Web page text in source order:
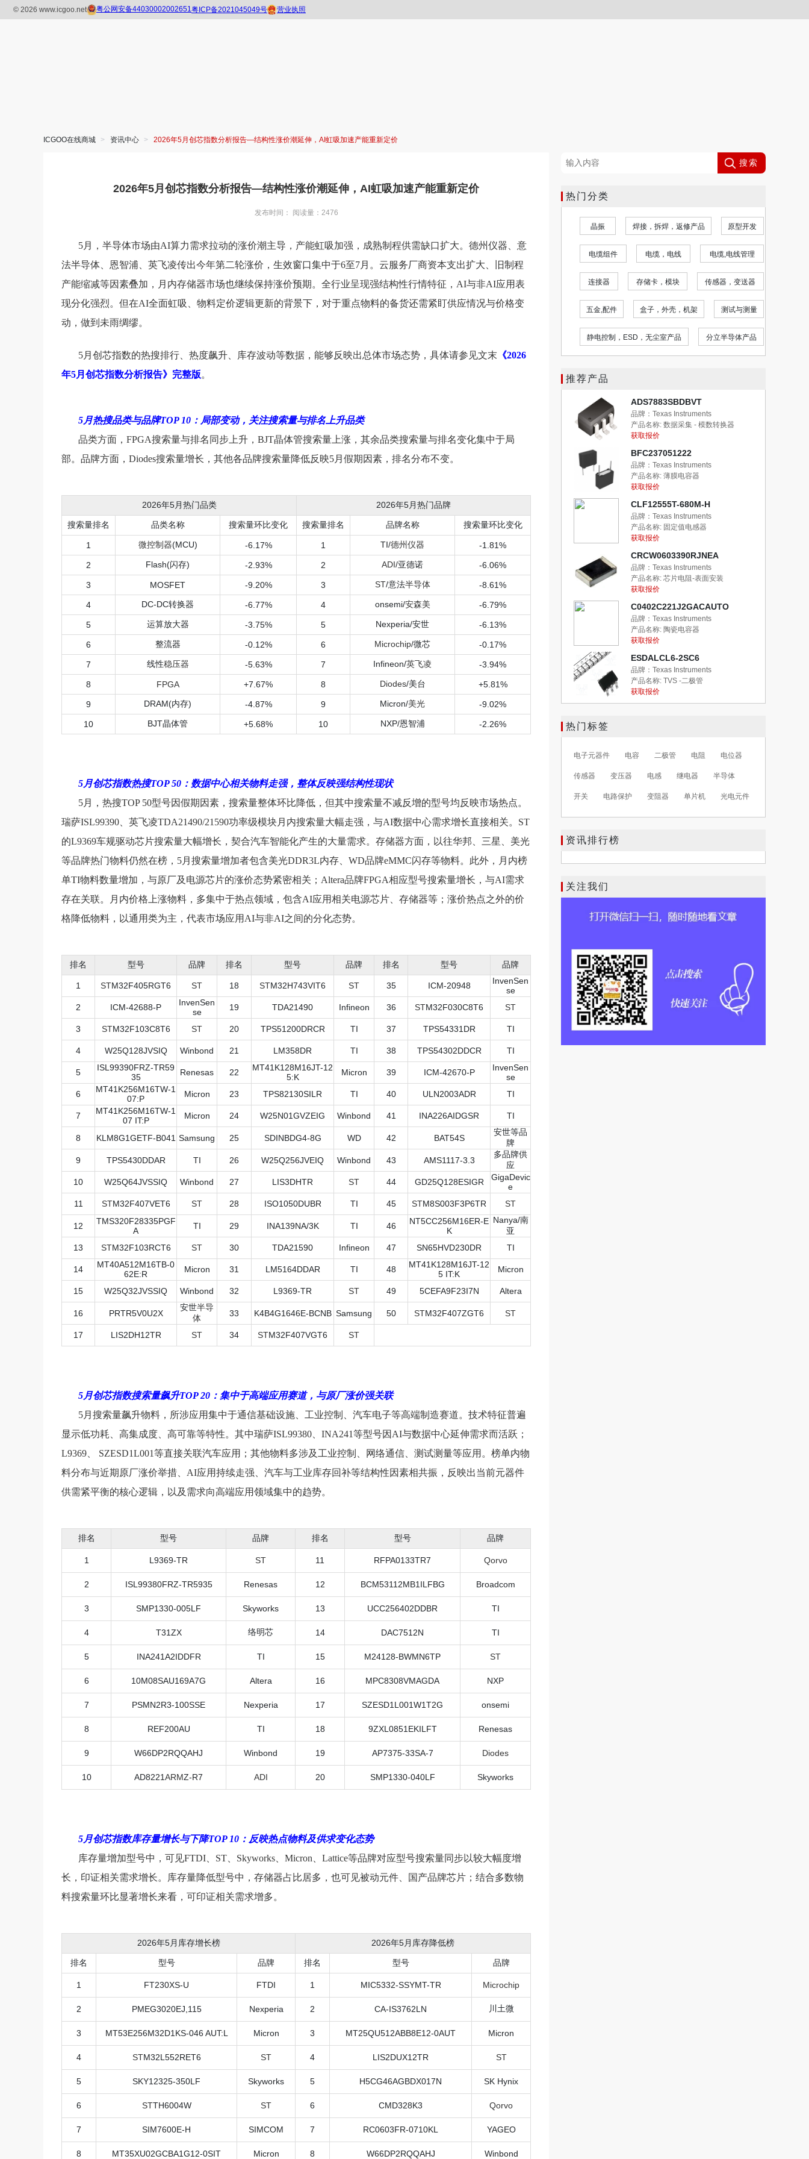
ICGOO在线商城 > 资讯中心 > 2026年5月创芯指数分析报告—结构性涨价潮延伸，AI虹吸加速产能重新定价
2026年5月创芯指数分析报告—结构性涨价潮延伸，AI虹吸加速产能重新定价
发布时间： 阅读量：2476
5月， 半导体市场由AI算力需求拉动的涨价潮主导，产能虹吸加强，成熟制程供需缺口扩大。 德州仪器 、意
法半导体、恩智浦、 英飞凌传出今年第二轮涨价，生效窗口集中于6至7月。云服务厂商资本支出扩大、旧制程
产能缩减等因素叠加，月内存储器市场也继续保持涨价预期。全行业呈现强结构性行情特征，AI与非AI应用表
现分化强烈。但在AI全面虹吸、物料定价逻辑更新的背景下，对于重点物料的备货还需紧盯供应情况与价格变
动，做到未雨绸缪。
5月创芯指数的热搜排行、热度飙升、库存波动等数据，能够反映出总体市场态势，具体请参见文末 《2026
年5月创芯指数分析报告》完整版。
5月热搜品类与品牌TOP 10：局部变动，关注搜索量与排名上升品类
品类方面， FPGA搜索量与排名同步上升，BJT晶体管搜索量上涨，其余品类搜索量与排名变化集中于局
部。品牌方面， Diodes搜索量增长，其他各品牌搜索量降低反映5月假期因素，排名分布不变。
2026年5月热门品类 2026年5月热门品牌
搜索量排名 品类名称 搜索量环比变化 搜索量排名 品牌名称 搜索量环比变化
1 微控制器(MCU) -6.17% 1 TI/德州仪器 -1.81%
2 Flash(闪存) -2.93% 2 ADI/亚德诺 -6.06%
3 MOSFET -9.20% 3 ST/意法半导体 -8.61%
4 DC-DC转换器 -6.77% 4 onsemi/安森美 -6.79%
5 运算放大器 -3.75% 5 Nexperia/安世 -6.13%
6 整流器 -0.12% 6 Microchip/微芯 -0.17%
7 线性稳压器 -5.63% 7 Infineon/英飞凌 -3.94%
8 FPGA +7.67% 8 Diodes/美台 +5.81%
9 DRAM(内存) -4.87% 9 Micron/美光 -9.02%
10 BJT晶体管 +5.68% 10 NXP/恩智浦 -2.26%
5月创芯指数热搜TOP 50：数据中心相关物料走强，整体反映强结构性现状
5月，热搜TOP 50型号因假期因素，搜索量整体环比降低，但其中搜索量不减反增的型号均反映市场热点。
瑞萨ISL99390、 英飞凌TDA21490/21590功率级模块月内搜索量大幅走强，与AI数据中心需求增长直接相关。 ST
的L9369车规驱动芯片搜索量大幅增长，契合汽车智能化产生的大量需求。 存储器方面，以往华邦、 三星
美光
等品牌热门物料仍然在榜，5月搜索量增加者包含美光DDR3L内存、WD品牌eMMC闪存等物料。此外，月内榜
单TI物料数量增加，与原厂及电源芯片的涨价态势紧密相关；Altera品牌FPGA相应型号搜索量增长，与AI需求
存在关联。月内价格上涨物料，多集中于热点领域，包含AI应用相关电源芯片、存储器等；涨价热点之外的价
格降低物料，以通用类为主，代表市场应用AI与非AI之间的分化态势。
排名 型号 品牌 排名 型号 品牌 排名 型号 品牌
1 STM32F405RGT6 ST 18 STM32H743VIT6 ST 35 ICM-20948
InvenSen
se
2
ICM-42688-P
InvenSen
se
19 TDA21490 Infineon 36 STM32F030C8T6 ST
3 STM32F103C8T6 ST 20 TPS51200DRCR TI 37 TPS54331DR TI
4 W25Q128JVSIQ Winbond 21 LM358DR TI 38 TPS54302DDCR TI
5
ISL99390FRZ-TR59
35
Renesas 22
MT41K128M16JT-12
5:K
Micron 39 ICM-42670-P
InvenSen
se
6
MT41K256M16TW-1
07:P
Micron 23 TPS82130SILR TI 40 ULN2003ADR TI
7
MT41K256M16TW-1
07 IT:P
Micron 24 W25N01GVZEIG Winbond 41 INA226AIDGSR TI
8 KLM8G1GETF-B041 Samsung 25 SDINBDG4-8G WD 42 BAT54S
安世等品
牌
9
TPS5430DDAR TI 26 W25Q256JVEIQ Winbond 43 AMS1117-3.3
多品牌供
应
10
W25Q64JVSSIQ Winbond 27 LIS3DHTR ST 44 GD25Q128ESIGR
GigaDevic
e
11
STM32F407VET6 ST 28 ISO1050DUBR TI 45 STM8S003F3P6TR ST
12
TMS320F28335PGF
A
TI 29 INA139NA/3K TI 46
NT5CC256M16ER-E
K
Nanya/南
亚
13
STM32F103RCT6 ST 30 TDA21590 Infineon 47 SN65HVD230DR TI
14
MT40A512M16TB-0
62E:R
Micron 31 LM5164DDAR TI 48
MT41K128M16JT-12
5 IT:K
Micron
15 W25Q32JVSSIQ Winbond 32 L9369-TR ST 49 5CEFA9F23I7N Altera
16 PRTR5V0U2X
安世半导
体
33 K4B4G1646E-BCNB Samsung 50 STM32F407ZGT6 ST
17 LIS2DH12TR ST 34 STM32F407VGT6 ST
5月创芯指数搜索量飙升TOP 20：集中于高端应用赛道，与原厂涨价强关联
5月搜索量飙升物料，所涉应用集中于通信基础设施、工业控制、 汽车电子等高端制造赛道。技术特征普遍
显示低功耗、高集成度、高可靠等特性。其中瑞萨ISL99380、INA241等型号因AI与数据中心延伸需求而活跃；
L9369、 SZESD1L001等直接关联汽车应用；其他物料多涉及工业控制、网络通信、测试测量等应用。榜单内物
料分布与近期原厂涨价举措、AI应用持续走强、汽车与工业库存回补等结构性因素相共振，反映出当前元器件
供需紧平衡的核心逻辑，以及需求向高端应用领域集中的趋势。
排名 型号 品牌 排名 型号 品牌
1 L9369-TR ST 11 RFPA0133TR7 Qorvo
2 ISL99380FRZ-TR5935 Renesas 12 BCM53112MB1ILFBG Broadcom
3 SMP1330-005LF Skyworks 13 UCC256402DDBR TI
4 T31ZX 络明芯 14 DAC7512N TI
5 INA241A2IDDFR TI 15 M24128-BWMN6TP ST
6 10M08SAU169A7G Altera 16 MPC8308VMAGDA NXP
7 PSMN2R3-100SSE Nexperia 17 SZESD1L001W1T2G onsemi
8 REF200AU TI 18 9ZXL0851EKILFT Renesas
9 W66DP2RQQAHJ Winbond 19 AP7375-33SA-7 Diodes
10 AD8221ARMZ-R7 ADI 20 SMP1330-040LF Skyworks
5月创芯指数库存量增长与下降TOP 10：反映热点物料及供求变化态势
库存量增加型号中，可见FTDI、 ST 、Skyworks、Micron、 Lattice等品牌对应型号搜索量同步以较大幅度增
长，印证相关需求增长。库存量降低型号中， 存储器占比居多，也可见被动元件、国产品牌芯片 ；结合多数物
料搜索量环比显著增长来看，可印证相关需求增多。
2026年5月库存增长榜 2026年5月库存降低榜
排名 型号 品牌 排名 型号 品牌
1 FT230XS-U FTDI 1 MIC5332-SSYMT-TR Microchip
2 PMEG3020EJ,115 Nexperia 2 CA-IS3762LN 川土微
3 MT53E256M32D1KS-046 AUT:L Micron 3 MT25QU512ABB8E12-0AUT Micron
4 STM32L552RET6 ST 4 LIS2DUX12TR ST
5 SKY12325-350LF Skyworks 5 H5CG46AGBDX017N SK Hynix
6 STTH6004W ST 6 CMD328K3 Qorvo
7 SIM7600E-H SIMCOM 7 RC0603FR-0710KL YAGEO
8 MT35XU02GCBA1G12-0SIT Micron 8 W66DP2RQQAHJ Winbond
搜索
热门分类
电阻器 电容器 电感器 电位器
电池产品 光电元件 电源-内外部
电路保护 音频产品 变压器
线路保护 电机,驱动模块 风扇，热管理
开关 继电器 工具 套件
推荐产品
ADS7883SBDBVT
品牌：Texas Instruments
产品名称: 数据采集 - 模数转换器
获取报价
BFC237051222
品牌：Texas Instruments
产品名称: 薄膜电容器
获取报价
CLF12555T-680M-H
品牌：Texas Instruments
产品名称: 固定值电感器
获取报价
CRCW0603390RJNEA
品牌：Texas Instruments
产品名称: 芯片电阻-表面安装
获取报价
C0402C221J2GACAUTO
品牌：Texas Instruments
产品名称: 陶瓷电容器
获取报价
ESDALCL6-2SC6
品牌：Texas Instruments
产品名称: TVS -二极管
获取报价
热门标签
电子元器件 电容 二极管 电阻 电位器
传感器 变压器 电感 继电器 半导体
开关 电路保护 变阻器 单片机 光电元件
资讯排行榜
关注我们